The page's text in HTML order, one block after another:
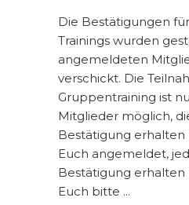
Die Bestätigungen
Trainings wurden
angemeldeten
verschickt. Die
Gruppentraining ist
Mitglieder möglich,
Bestätigung erhalten
Euch angemeldet,
Bestätigung
Euch bitte